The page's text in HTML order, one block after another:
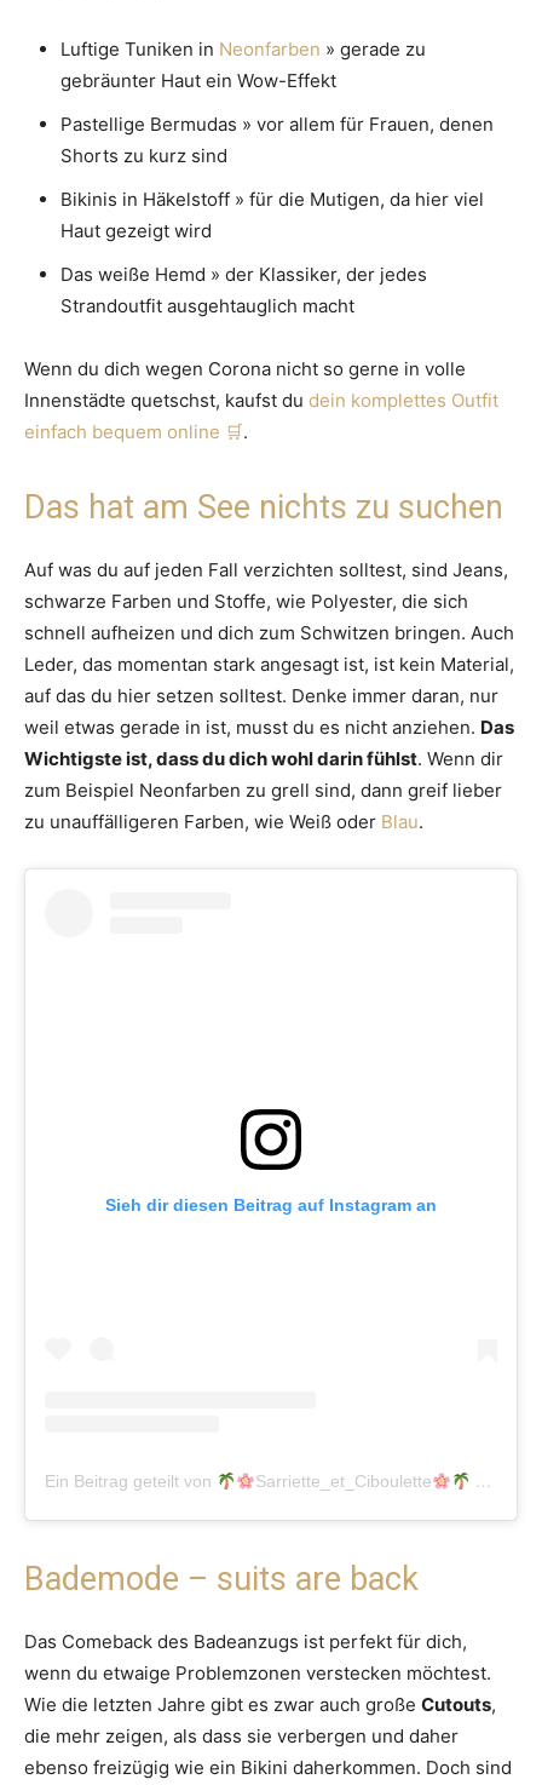
Luftige Tuniken in Neonfarben » gerade zu
gebräunter Haut ein Wow-Effekt
Pastellige Bermudas » vor allem für Frauen, denen
Shorts zu kurz sind
Bikinis in Häkelstoff » für die Mutigen, da hier viel
Haut gezeigt wird
Das weiße Hemd » der Klassiker, der jedes
Strandoutfit ausgehtauglich macht
Wenn du dich wegen Corona nicht so gerne in volle
Innenstädte quetschst, kaufst du dein komplettes Outfit
einfach bequem online
.
Das hat am See nichts zu suchen
Auf was du auf jeden Fall verzichten solltest, sind Jeans,
schwarze Farben und Stoffe, wie Polyester, die sich
schnell aufheizen und dich zum Schwitzen bringen. Auch
Leder, das momentan stark angesagt ist, ist kein Material,
auf das du hier setzen solltest. Denke immer daran, nur
weil etwas gerade in ist, musst du es nicht anziehen. Das
Wichtigste ist, dass du dich wohl darin fühlst. Wenn dir
zum Beispiel Neonfarben zu grell sind, dann greif lieber
zu unauffälligeren Farben, wie Weiß oder Blau.
Sieh dir diesen Beitrag auf Instagram an
Ein Beitrag geteilt von Sarriette_et_Ciboulette
Bademode – suits are back
Das Comeback des Badeanzugs ist perfekt für dich,
wenn du etwaige Problemzonen verstecken möchtest.
Wie die letzten Jahre gibt es zwar auch große Cutouts,
die mehr zeigen, als dass sie verbergen und daher
ebenso freizügig wie ein Bikini daherkommen. Doch sind